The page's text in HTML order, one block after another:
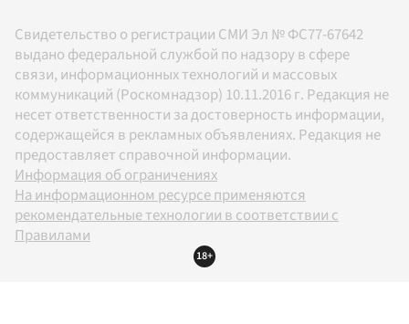
Свидетельство о регистрации СМИ Эл № ФС77-67642
выдано федеральной службой по надзору в сфере
связи, информационных технологий и массовых
коммуникаций (Роскомнадзор) 10.11.2016 г. Редакция не
несет ответственности за достоверность информации,
содержащейся в рекламных объявлениях. Редакция не
предоставляет справочной информации.
Информация об ограничениях
На информационном ресурсе применяются
рекомендательные технологии в соответствии с
Правилами
18+